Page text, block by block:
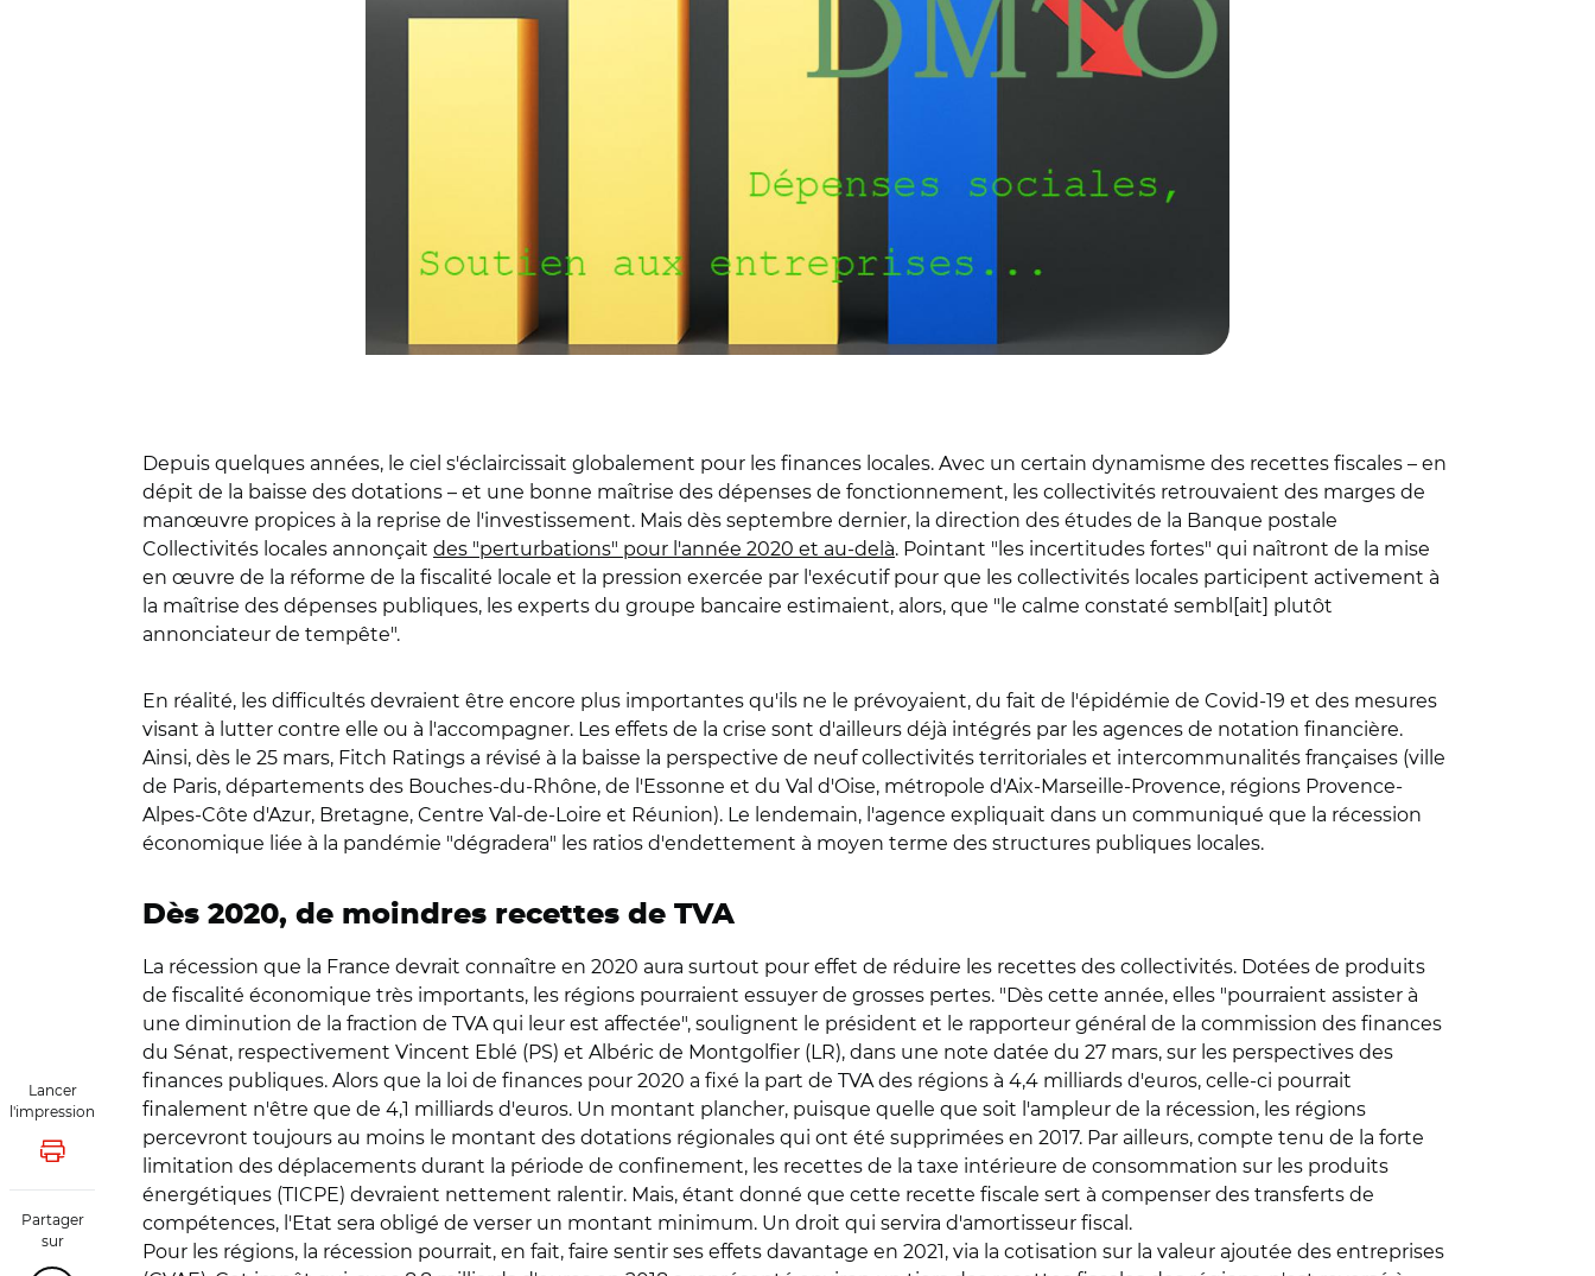
Lancer
l'impression
Lancer l'impression
Partager
sur
Depuis quelques années, le ciel s'éclaircissait globalement pour les finances locales. Avec un certain dynamisme des recettes fiscales – en
dépit de la baisse des dotations – et une bonne maîtrise des dépenses de fonctionnement, les collectivités retrouvaient des marges de
manœuvre propices à la reprise de l'investissement. Mais dès septembre dernier, la direction des études de la Banque postale
Collectivités locales annonçait des "perturbations" pour l'année 2020 et au-delà. Pointant "les incertitudes fortes" qui naîtront de la mise
en œuvre de la réforme de la fiscalité locale et la pression exercée par l'exécutif pour que les collectivités locales participent activement à
la maîtrise des dépenses publiques, les experts du groupe bancaire estimaient, alors, que "le calme constaté sembl[ait] plutôt
annonciateur de tempête".
En réalité, les difficultés devraient être encore plus importantes qu'ils ne le prévoyaient, du fait de l'épidémie de Covid-19 et des mesures
visant à lutter contre elle ou à l'accompagner. Les effets de la crise sont d'ailleurs déjà intégrés par les agences de notation financière.
Ainsi, dès le 25 mars, Fitch Ratings a révisé à la baisse la perspective de neuf collectivités territoriales et intercommunalités françaises (ville
de Paris, départements des Bouches-du-Rhône, de l'Essonne et du Val d'Oise, métropole d'Aix-Marseille-Provence, régions Provence-
Alpes-Côte d'Azur, Bretagne, Centre Val-de-Loire et Réunion). Le lendemain, l'agence expliquait dans un communiqué que la récession
économique liée à la pandémie "dégradera" les ratios d'endettement à moyen terme des structures publiques locales.
Dès 2020, de moindres recettes de TVA
La récession que la France devrait connaître en 2020 aura surtout pour effet de réduire les recettes des collectivités. Dotées de produits
de fiscalité économique très importants, les régions pourraient essuyer de grosses pertes. "Dès cette année, elles "pourraient assister à
une diminution de la fraction de TVA qui leur est affectée", soulignent le président et le rapporteur général de la commission des finances
du Sénat, respectivement Vincent Eblé (PS) et Albéric de Montgolfier (LR), dans une note datée du 27 mars, sur les perspectives des
finances publiques. Alors que la loi de finances pour 2020 a fixé la part de TVA des régions à 4,4 milliards d'euros, celle-ci pourrait
finalement n'être que de 4,1 milliards d'euros. Un montant plancher, puisque quelle que soit l'ampleur de la récession, les régions
percevront toujours au moins le montant des dotations régionales qui ont été supprimées en 2017. Par ailleurs, compte tenu de la forte
limitation des déplacements durant la période de confinement, les recettes de la taxe intérieure de consommation sur les produits
énergétiques (TICPE) devraient nettement ralentir. Mais, étant donné que cette recette fiscale sert à compenser des transferts de
compétences, l'Etat sera obligé de verser un montant minimum. Un droit qui servira d'amortisseur fiscal.
Pour les régions, la récession pourrait, en fait, faire sentir ses effets davantage en 2021, via la cotisation sur la valeur ajoutée des entreprises